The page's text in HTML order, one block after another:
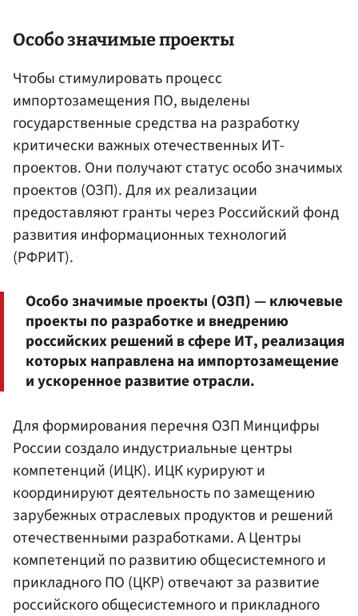
Особо значимые проекты
Чтобы стимулировать процесс
импортозамещения ПО, выделены
государственные средства на разработку
критически важных отечественных ИТ-
проектов. Они получают статус особо значимых
проектов (ОЗП). Для их реализации
предоставляют гранты через Российский фонд
развития информационных технологий
(РФРИТ).
Особо значимые проекты (ОЗП) — ключевые
проекты по разработке и внедрению
российских решений в сфере ИТ, реализация
которых направлена на импортозамещение
и ускоренное развитие отрасли.
Для формирования перечня ОЗП Минцифры
России создало индустриальные центры
компетенций (ИЦК). ИЦК курируют и
координируют деятельность по замещению
зарубежных отраслевых продуктов и решений
отечественными разработками. А Центры
компетенций по развитию общесистемного и
прикладного ПО (ЦКР) отвечают за развитие
российского общесистемного и прикладного